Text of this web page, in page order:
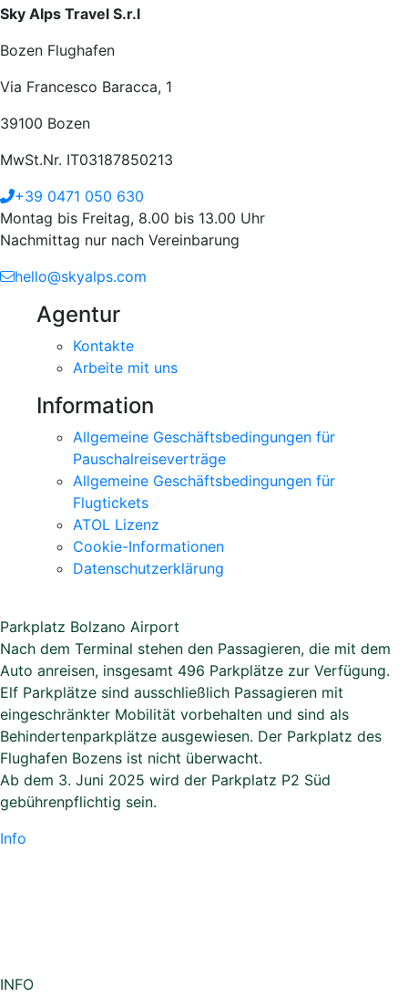
Sky Alps Travel S.r.l
Bozen Flughafen
Via Francesco Baracca, 1
39100 Bozen
MwSt.Nr. IT03187850213
+39 0471 050 630
Montag bis Freitag, 8.00 bis 13.00 Uhr
Nachmittag nur nach Vereinbarung
hello@skyalps.com
Agentur
Kontakte
Arbeite mit uns
Information
Allgemeine Geschäftsbedingungen für
Pauschalreiseverträge
Allgemeine Geschäftsbedingungen für
Flugtickets
ATOL Lizenz
Cookie-Informationen
Datenschutzerklärung
Parkplatz Bolzano Airport
Nach dem Terminal stehen den Passagieren, die mit dem
Auto anreisen, insgesamt 496 Parkplätze zur Verfügung.
Elf Parkplätze sind ausschließlich Passagieren mit
eingeschränkter Mobilität vorbehalten und sind als
Behindertenparkplätze ausgewiesen. Der Parkplatz des
Flughafen Bozens ist nicht überwacht.
Ab dem 3. Juni 2025 wird der Parkplatz P2 Süd
gebührenpflichtig sein.
Info
INFO